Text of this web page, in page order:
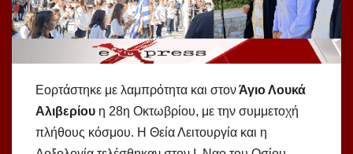
Εορτάστηκε με λαμπρότητα και στονΆγιο Λουκά
Αλιβερίου η 28η Οκτωβρίου, με την συμμετοχή
πλήθους κόσμου. Η Θεία Λειτουργία και η